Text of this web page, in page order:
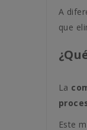
A
que
La
Este